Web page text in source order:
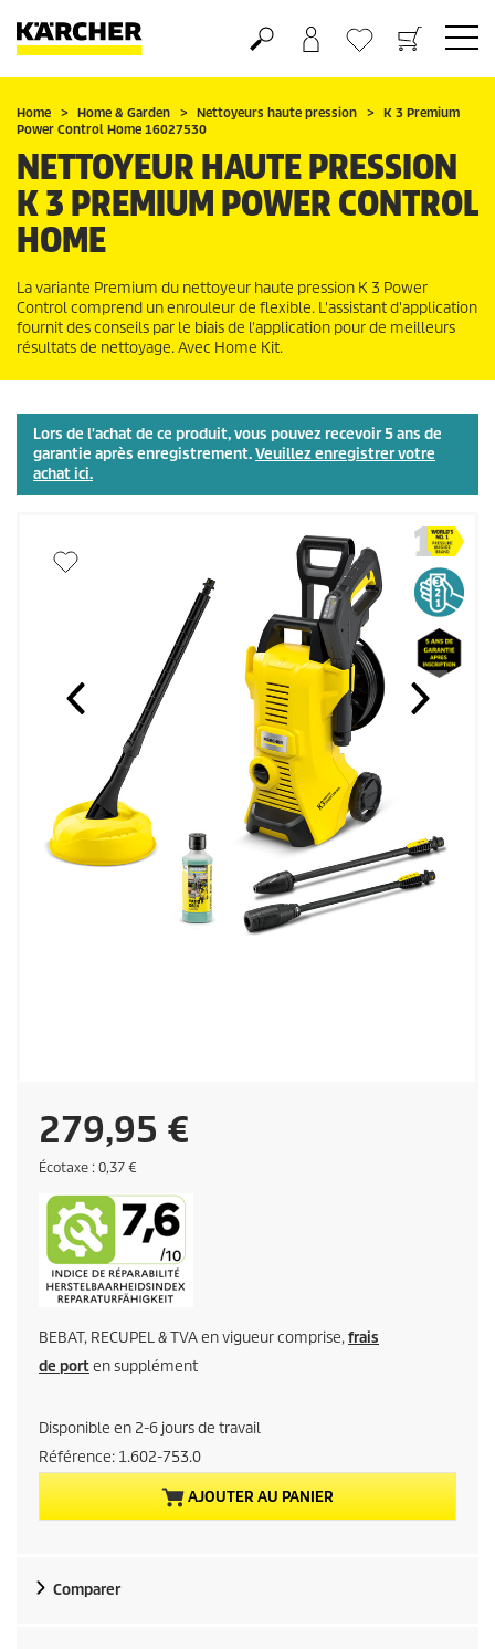
Panier
Mes Favoris
Home Home & Garden Nettoyeurs haute pression
K 3 Premium
Power Control Home 16027530
NETTOYEUR HAUTE PRESSION
K 3 PREMIUM POWER CONTROL
HOME
La variante Premium du nettoyeur haute pression K 3 Power
Control comprend un enrouleur de flexible. L'assistant d'application
fournit des conseils par le biais de l'application pour de meilleurs
résultats de nettoyage. Avec Home Kit.
Lors de l'achat de ce produit, vous pouvez recevoir 5 ans de
garantie après enregistrement.Veuillez enregistrer votre
achat ici.
P
r
i
x
c
u
e
d
279,95 €
É
Écotaxe : 0,37 €
BEBAT, RECUPEL & TVA en vigueur comprise,frais
de porten supplément
Disponible en 2-6 jours de travail
Référence: 1.602-753.0
AJOUTER AU PANIER
Comparer